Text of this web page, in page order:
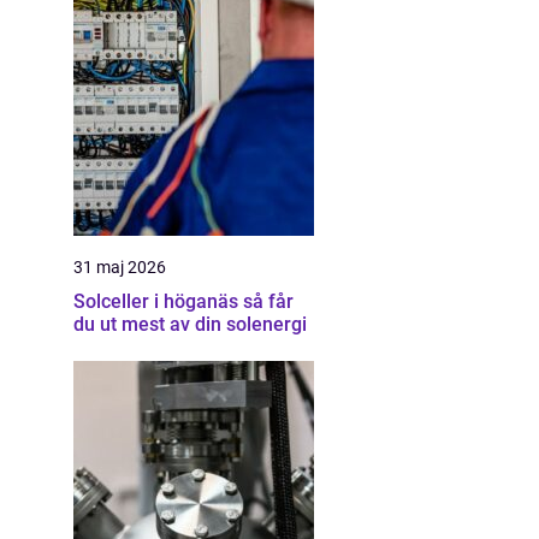
31 maj 2026
Solceller i höganäs så får
du ut mest av din solenergi